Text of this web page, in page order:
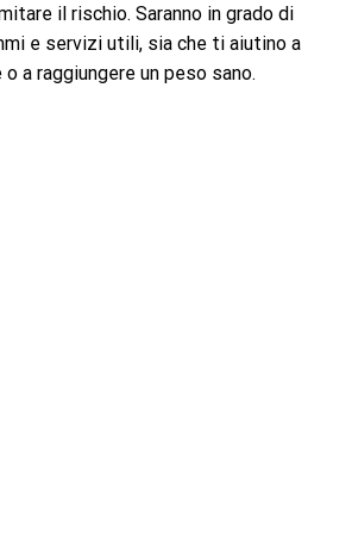
il rischio. Saranno in grado di
e servizi utili, sia che ti aiutino a
a raggiungere un peso sano.